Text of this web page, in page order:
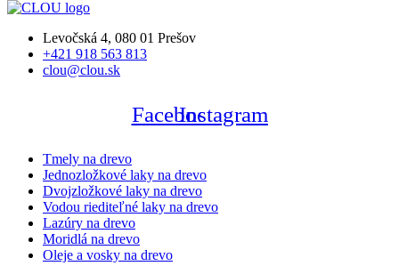
Levočská 4, 080 01 Prešov
+421 918 563 813
clou@clou.sk
FacebookInstagram
Tmely na drevo
Jednozložkové laky na drevo
Dvojzložkové laky na drevo
Vodou riediteľné laky na drevo
Lazúry na drevo
Moridlá na drevo
Oleje a vosky na drevo